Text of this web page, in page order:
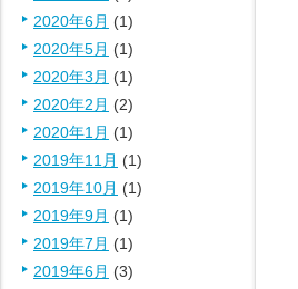
2020年6月 (1)
2020年5月 (1)
2020年3月 (1)
2020年2月 (2)
2020年1月 (1)
2019年11月 (1)
2019年10月 (1)
2019年9月 (1)
2019年7月 (1)
2019年6月 (3)